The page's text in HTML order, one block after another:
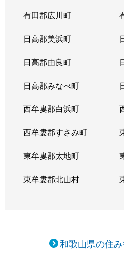
有田郡広川町
日高郡美浜町
日高郡由良町
日高郡みなべ町
西牟婁郡白浜町
西牟婁郡すさみ町
東牟婁郡太地町
東牟婁郡北山村
和歌山県の住